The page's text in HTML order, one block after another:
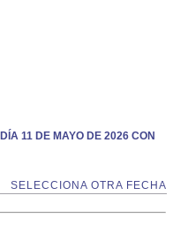
11 DE MAYO DE 2026 CON
SELECCIONA OTRA FECHA